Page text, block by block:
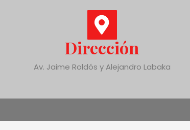
Dirección
Av. Jaime Roldós y Alejandro Labaka